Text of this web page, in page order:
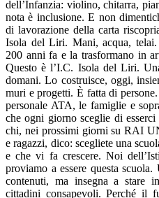
dell’Infanzia: violino, chitarra,
nota è inclusione. E non
di lavorazione della carta
Isola del Liri. Mani, acqua,
200 anni fa e la trasformano in
Questo è l’I.C. Isola del Liri.
domani. Lo costruisce, oggi,
muri e progetti. È fatta di
personale ATA, le famiglie e
che ogni giorno sceglie di
chi, nei prossimi giorni su RAI
e ragazzi, dico: scegliete una
e che vi fa crescere. Noi
proviamo a essere questa
contenuti, ma insegna a stare
cittadini consapevoli. Perché il